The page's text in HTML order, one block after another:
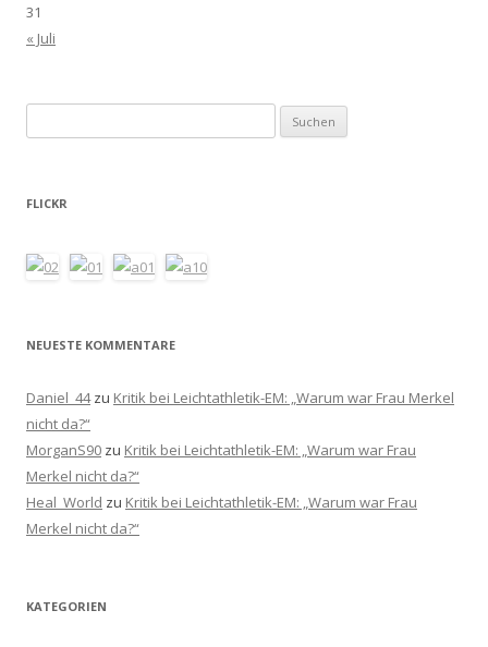
31
« Juli
nach:
FLICKR
NEUESTE KOMMENTARE
Daniel_44zu Kritik bei Leichtathletik-EM: „Warum war Frau Merkel
nicht da?“
MorganS90 zu Kritik bei Leichtathletik-EM: „Warum war Frau
Merkel nicht da?“
Heal_World zu Kritik bei Leichtathletik-EM: „Warum war Frau
Merkel nicht da?“
KATEGORIEN